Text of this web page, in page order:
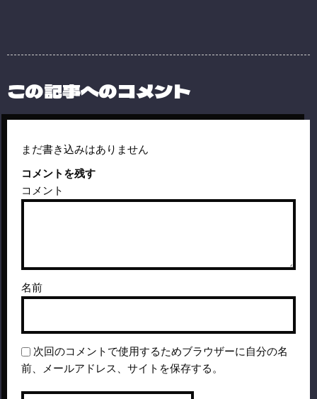
この記事へのコメント
まだ書き込みはありません
コメントを残す
コメント
名前
次回のコメントで使用するためブラウザーに自分の名
前、メールアドレス、サイトを保存する。